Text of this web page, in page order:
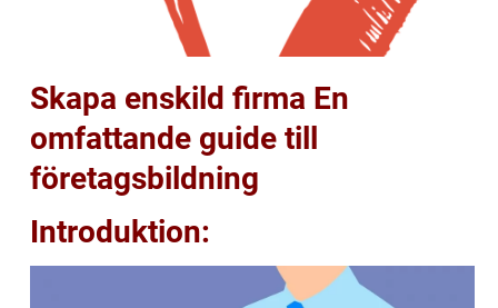
Skapa enskild firma En
omfattande guide till
företagsbildning
Introduktion: